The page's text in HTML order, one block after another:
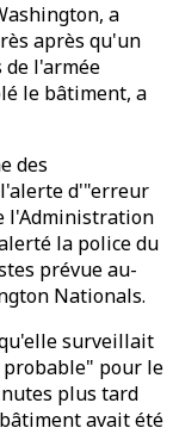
a
après qu'un
l'armée
le bâtiment, a
des
d'"erreur
l'Administration
la police du
prévue au-
Nationals.
surveillait
pour le
plus tard
avait été